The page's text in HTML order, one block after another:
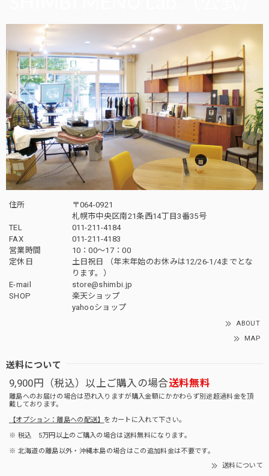
住所
〒064-0921
札幌市中央区南21条西14丁目3番35号
TEL
011-211-4184
FAX
011-211-4183
営業時間
10：00〜17：00
定休日
土日祝日 （年末年始のお休みは12/26-1/4までとな
ります。）
E-mail
store@shimbi.jp
SHOP
楽天ショップ
yahooショップ
ABOUT
MAP
送料について
9,900円（税込）以上ご購入の場合送料無料
離島へのお届けの場合は恐れ入りますが購入金額にかかわらず別途超過料金を頂
戴しております。
【オプション：離島への配送】 をカートに入れて下さい。
※ 税込 5万円以上のご購入の場合は送料無料になります。
※ 北海道の離島以外・沖縄本島の場合はこの追加料金は不要です。
送料について